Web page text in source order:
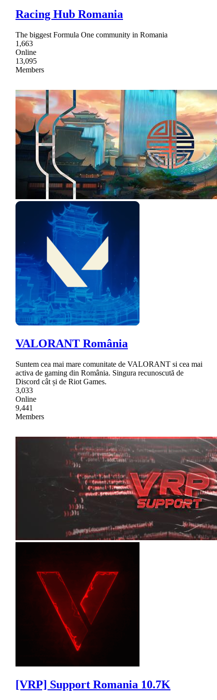
Racing Hub Romania
The biggest Formula One community in Romania
1,663
Online
13,095
Members
VALORANT România
Suntem cea mai mare comunitate de VALORANT si cea mai
activa de gaming din România. Singura recunoscută de
Discord cât și de Riot Games.
3,033
Online
9,441
Members
[VRP] Support Romania 10.7K